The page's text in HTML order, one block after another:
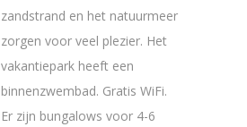
zandstrand en het natuurmeer
zorgen voor veel plezier. Het
vakantiepark heeft een
binnenzwembad. Gratis WiFi.
Er zijn bungalows voor 4-6